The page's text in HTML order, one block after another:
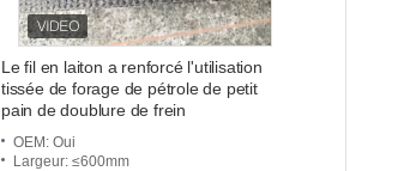
Le fil en laiton a renforcé l'utilisation
tissée de forage de pétrole de petit
pain de doublure de frein
OEM : Oui
Largeur: ≤600mm